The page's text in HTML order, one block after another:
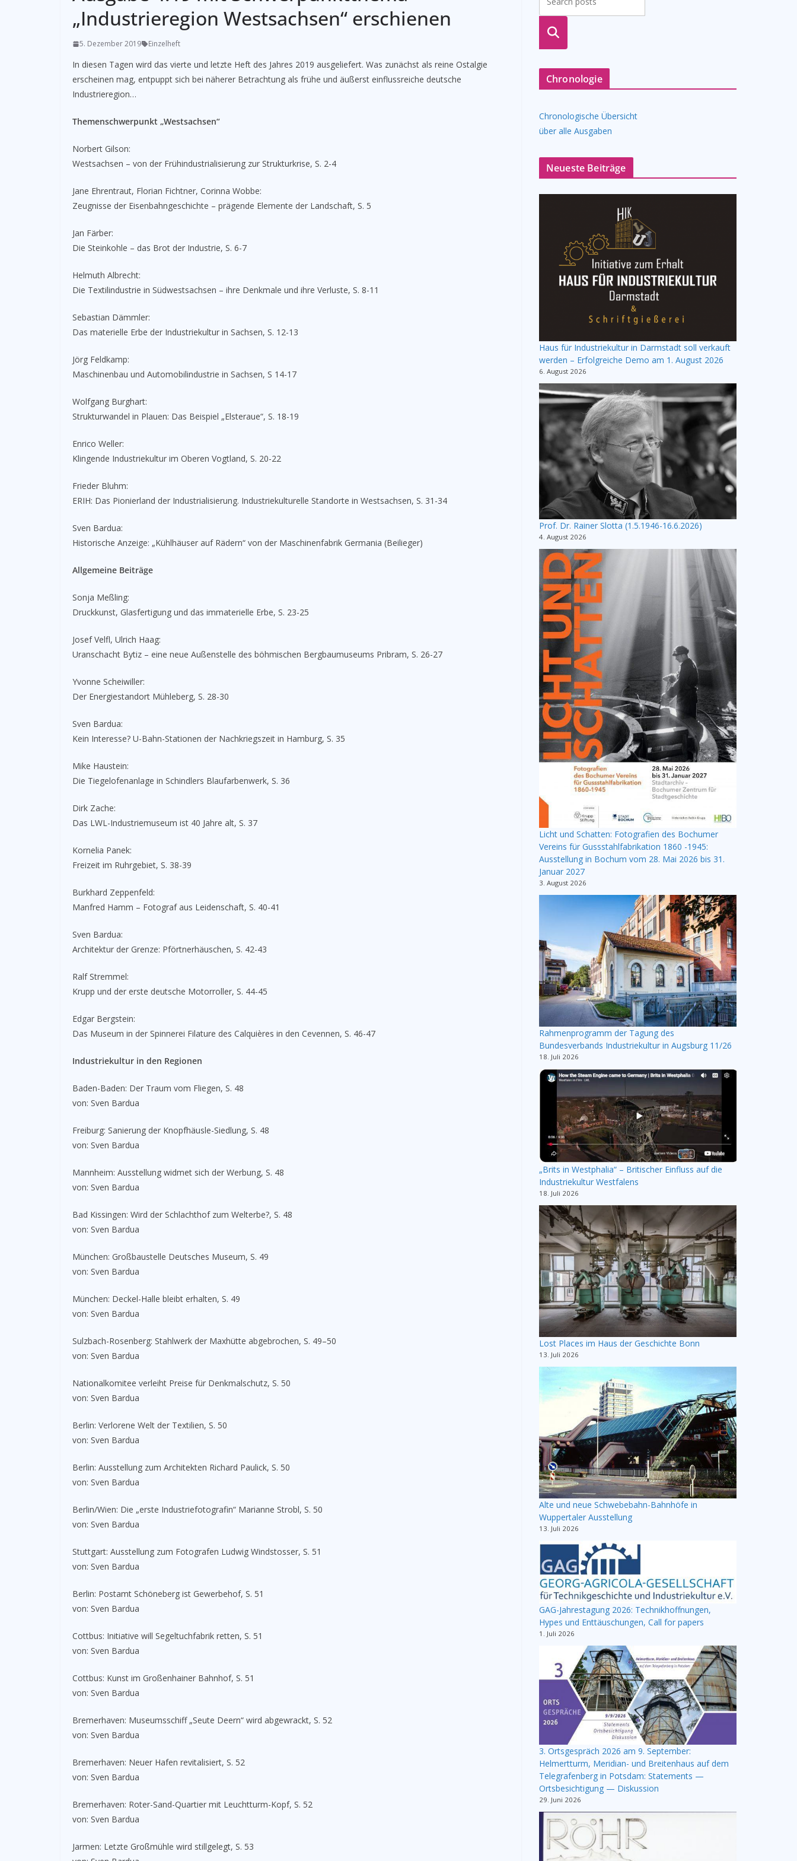
„Industrieregion Westsachsen“ erschienen
5. Dezember 2019 Einzelheft
In diesen Tagen wird das vierte und letzte Heft des Jahres 2019 ausgeliefert. Was zunächst als reine Ostalgie
erscheinen mag, entpuppt sich bei näherer Betrachtung als frühe und äußerst einflussreiche deutsche
Industrieregion…
Themenschwerpunkt „Westsachsen“
Norbert Gilson:
Westsachsen – von der Frühindustrialisierung zur Strukturkrise, S. 2-4
Jane Ehrentraut, Florian Fichtner, Corinna Wobbe:
Zeugnisse der Eisenbahngeschichte – prägende Elemente der Landschaft, S. 5
Jan Färber:
Die Steinkohle – das Brot der Industrie, S. 6-7
Helmuth Albrecht:
Die Textilindustrie in Südwestsachsen – ihre Denkmale und ihre Verluste, S. 8-11
Sebastian Dämmler:
Das materielle Erbe der Industriekultur in Sachsen, S. 12-13
Jörg Feldkamp:
Maschinenbau und Automobilindustrie in Sachsen, S 14-17
Wolfgang Burghart:
Strukturwandel in Plauen: Das Beispiel „Elsteraue“, S. 18-19
Enrico Weller:
Klingende Industriekultur im Oberen Vogtland, S. 20-22
Frieder Bluhm:
ERIH: Das Pionierland der Industrialisierung. Industriekulturelle Standorte in Westsachsen, S. 31-34
Sven Bardua:
Historische Anzeige: „Kühlhäuser auf Rädern“ von der Maschinenfabrik Germania (Beilieger)
Allgemeine Beiträge
Sonja Meßling:
Druckkunst, Glasfertigung und das immaterielle Erbe, S. 23-25
Josef Velfl, Ulrich Haag:
Uranschacht Bytiz – eine neue Außenstelle des böhmischen Bergbaumuseums Pribram, S. 26-27
Yvonne Scheiwiller:
Der Energiestandort Mühleberg, S. 28-30
Sven Bardua:
Kein Interesse? U-Bahn-Stationen der Nachkriegszeit in Hamburg, S. 35
Mike Haustein:
Die Tiegelofenanlage in Schindlers Blaufarbenwerk, S. 36
Dirk Zache:
Das LWL-Industriemuseum ist 40 Jahre alt, S. 37
Kornelia Panek:
Freizeit im Ruhrgebiet, S. 38-39
Burkhard Zeppenfeld:
Manfred Hamm – Fotograf aus Leidenschaft, S. 40-41
Sven Bardua:
Architektur der Grenze: Pförtnerhäuschen, S. 42-43
Ralf Stremmel:
Krupp und der erste deutsche Motorroller, S. 44-45
Edgar Bergstein:
Das Museum in der Spinnerei Filature des Calquières in den Cevennen, S. 46-47
Industriekultur in den Regionen
Baden-Baden: Der Traum vom Fliegen, S. 48
von: Sven Bardua
Freiburg: Sanierung der Knopfhäusle-Siedlung, S. 48
von: Sven Bardua
Mannheim: Ausstellung widmet sich der Werbung, S. 48
von: Sven Bardua
Bad Kissingen: Wird der Schlachthof zum Welterbe?, S. 48
von: Sven Bardua
München: Großbaustelle Deutsches Museum, S. 49
von: Sven Bardua
München: Deckel-Halle bleibt erhalten, S. 49
von: Sven Bardua
Sulzbach-Rosenberg: Stahlwerk der Maxhütte abgebrochen, S. 49–50
von: Sven Bardua
Nationalkomitee verleiht Preise für Denkmalschutz, S. 50
von: Sven Bardua
Berlin: Verlorene Welt der Textilien, S. 50
von: Sven Bardua
Berlin: Ausstellung zum Architekten Richard Paulick, S. 50
von: Sven Bardua
Berlin/Wien: Die „erste Industriefotografin“ Marianne Strobl, S. 50
von: Sven Bardua
Stuttgart: Ausstellung zum Fotografen Ludwig Windstosser, S. 51
von: Sven Bardua
Berlin: Postamt Schöneberg ist Gewerbehof, S. 51
von: Sven Bardua
Cottbus: Initiative will Segeltuchfabrik retten, S. 51
von: Sven Bardua
Cottbus: Kunst im Großenhainer Bahnhof, S. 51
von: Sven Bardua
Bremerhaven: Museumsschiff „Seute Deern“ wird abgewrackt, S. 52
von: Sven Bardua
Bremerhaven: Neuer Hafen revitalisiert, S. 52
von: Sven Bardua
Bremerhaven: Roter-Sand-Quartier mit Leuchtturm-Kopf, S. 52
von: Sven Bardua
Jarmen: Letzte Großmühle wird stillgelegt, S. 53
suche
Chronologie
Chronologische Übersicht
über alle Ausgaben
Neueste Beiträge
Haus für Industriekultur in Darmstadt soll verkauft
werden – Erfolgreiche Demo am 1. August 2026
6. August 2026
Prof. Dr. Rainer Slotta (1.5.1946-16.6.2026)
4. August 2026
Licht und Schatten: Fotografien des Bochumer
Vereins für Gussstahlfabrikation 1860 -1945:
Ausstellung in Bochum vom 28. Mai 2026 bis 31.
Januar 2027
3. August 2026
Rahmenprogramm der Tagung des
Bundesverbands Industriekultur in Augsburg 11/26
18. Juli 2026
„Brits in Westphalia“ – Britischer Einfluss auf die
Industriekultur Westfalens
18. Juli 2026
Lost Places im Haus der Geschichte Bonn
13. Juli 2026
Alte und neue Schwebebahn-Bahnhöfe in
Wuppertaler Ausstellung
13. Juli 2026
GAG-Jahrestagung 2026: Technikhoffnungen,
Hypes und Enttäuschungen, Call for papers
1. Juli 2026
3. Ortsgespräch 2026 am 9. September:
Helmertturm, Meridian- und Breitenhaus auf dem
Telegrafenberg in Potsdam: Statements —
Ortsbesichtigung — Diskussion
29. Juni 2026